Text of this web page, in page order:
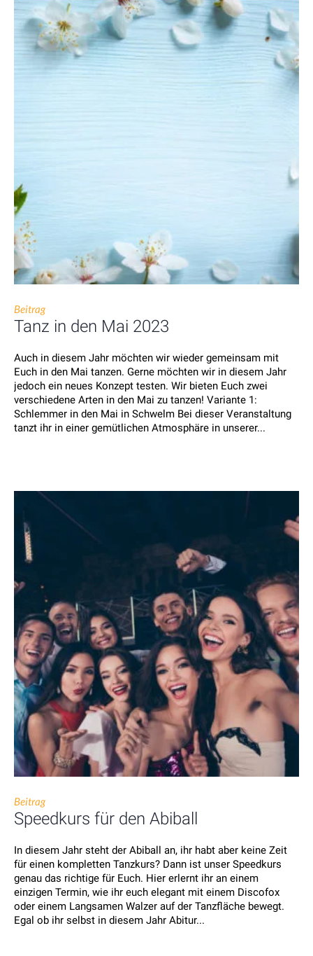
Beitrag
Tanz in den Mai 2023
Auch in diesem Jahr möchten wir wieder gemeinsam mit
Euch in den Mai tanzen. Gerne möchten wir in diesem Jahr
jedoch ein neues Konzept testen. Wir bieten Euch zwei
verschiedene Arten in den Mai zu tanzen! Variante 1:
Schlemmer in den Mai in Schwelm Bei dieser Veranstaltung
tanzt ihr in einer gemütlichen Atmosphäre in unserer...
Beitrag
Speedkurs für den Abiball
In diesem Jahr steht der Abiball an, ihr habt aber keine Zeit
für einen kompletten Tanzkurs? Dann ist unser Speedkurs
genau das richtige für Euch. Hier erlernt ihr an einem
einzigen Termin, wie ihr euch elegant mit einem Discofox
oder einem Langsamen Walzer auf der Tanzfläche bewegt.
Egal ob ihr selbst in diesem Jahr Abitur...